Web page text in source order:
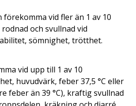
förekomma vid fler än 1 av 10
och svullnad vid
sömnighet, trötthet.
vid upp till 1 av 10
huvudvärk, feber 37,5 °C eller
feber än 39 °C), kraftig svullnad